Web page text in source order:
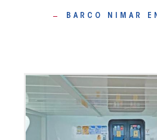
BARCO NIMAR